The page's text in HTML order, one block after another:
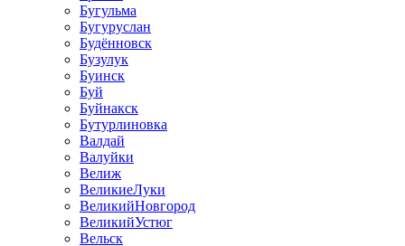
Бугульма
Бугуруслан
Будённовск
Бузулук
Буинск
Буй
Буйнакск
Бутурлиновка
Валдай
Валуйки
Велиж
ВеликиеЛуки
ВеликийНовгород
ВеликийУстюг
Вельск